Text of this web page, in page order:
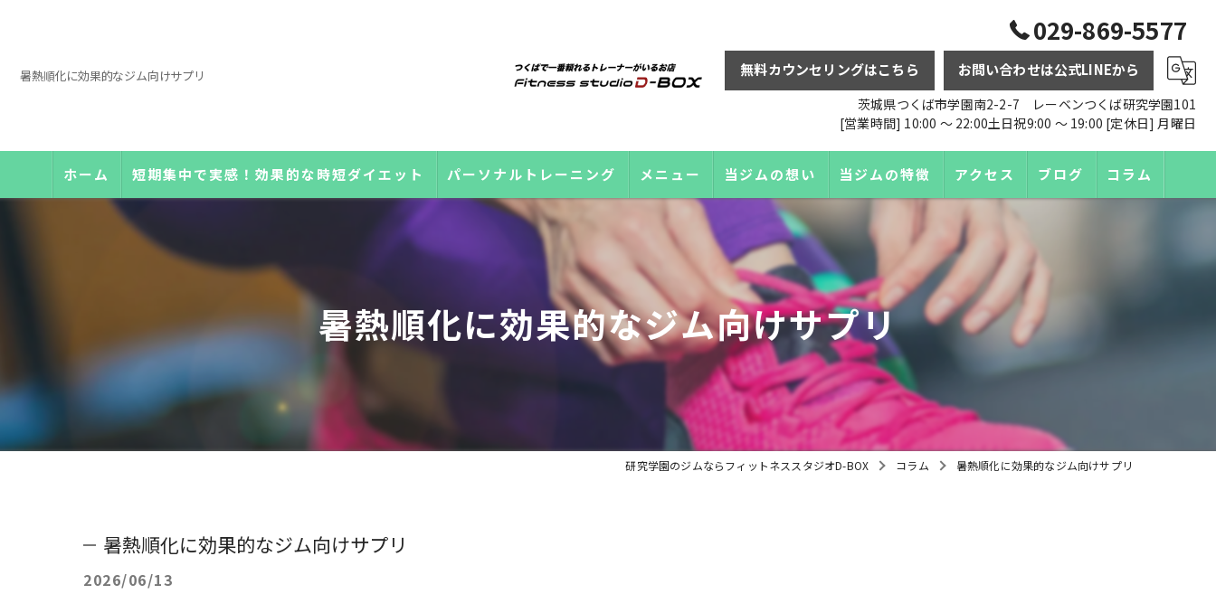
暑熱順化に効果的なジム向けサプリ
029-869-5577
無料カウンセリングはこちら お問い合わせは公式LINEから
茨城県つくば市学園南2-2-7 レーベンつくば研究学園101
[営業時間] 10:00 〜 22:00土日祝9:00 〜 19:00 [定休日] 月曜日
ホーム 短期集中で実感！効果的な時短ダイエット パーソナルトレーニング メニュー 当ジムの想い 当ジムの特徴
ダイエット
トレーニング
パーソナル
食事
子連れ
アクセス ブログ コラム
暑熱順化に効果的なジム向けサプリ
研究学園のジムならフィットネススタジオD-BOX コラム 暑熱順化に効果的なジム向けサプリ
暑熱順化に効果的なジム向けサプリ
2026/06/13